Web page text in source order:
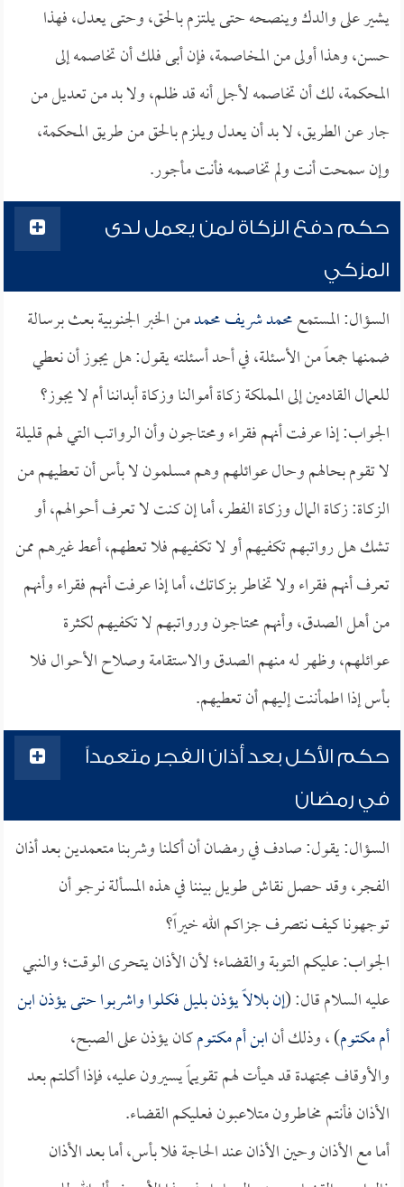
يشير على والدك وينصحه حتى يلتزم بالحق، وحتى يعدل، فهذا
حسن، وهذا أولى من المخاصمة، فإن أبى فلك أن تخاصمه إلى
المحكمة، لك أن تخاصمه لأجل أنه قد ظلم، ولا بد من تعديل من
جار عن الطريق، لا بد أن يعدل ويلزم بالحق من طريق المحكمة،
وإن سمحت أنت ولم تخاصمه فأنت مأجور.
حكم دفع الزكاة لمن يعمل لدى
المزكي
السؤال: المستمعمحمد شريف محمدمن الخبر الجنوبية بعث برسالة
ضمنها جمعاً من الأسئلة، في أحد أسئلته يقول: هل يجوز أن نعطي
للعمال القادمين إلى المملكة زكاة أموالنا وزكاة أبداننا أم لا يجوز؟
الجواب: إذا عرفت أنهم فقراء ومحتاجون وأن الرواتب التي لهم قليلة
لا تقوم بحالهم وحال عوائلهم وهم مسلمون لا بأس أن تعطيهم من
الزكاة: زكاة المال وزكاة الفطر، أما إن كنت لا تعرف أحوالهم، أو
تشك هل رواتبهم تكفيهم أو لا تكفيهم فلا تعطهم، أعط غيرهم ممن
تعرف أنهم فقراء ولا تخاطر بزكاتك، أما إذا عرفت أنهم فقراء وأنهم
من أهل الصدق، وأنهم محتاجون ورواتبهم لا تكفيهم لكثرة
عوائلهم، وظهر له منهم الصدق والاستقامة وصلاح الأحوال فلا
بأس إذا اطمأننت إليهم أن تعطيهم.
حكم الأكل بعد أذان الفجر متعمداً
في رمضان
السؤال: يقول: صادف في رمضان أن أكلنا وشربنا متعمدين بعد أذان
الفجر، وقد حصل نقاش طويل بيننا في هذه المسألة نرجو أن
توجهونا كيف نتصرف جزاكم الله خيراً؟
الجواب: عليكم التوبة والقضاء؛ لأن الأذان يتحرى الوقت؛ والنبي
عليه السلام قال: (إنبلالاًيؤذن بليل فكلوا واشربوا حتى يؤذنابن
أم مكتوم) ، وذلك أنابن أم مكتومكان يؤذن على الصبح،
والأوقاف مجتهدة قد هيأت لهم تقويماً يسيرون عليه، فإذا أكلتم بعد
الأذان فأنتم مخاطرون متلاعبون فعليكم القضاء.
أما مع الأذان وحين الأذان عند الحاجة فلا بأس، أما بعد الأذان